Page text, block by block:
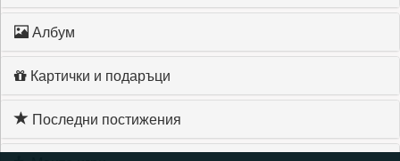
Албум
Картички и подаръци
Последни постижения